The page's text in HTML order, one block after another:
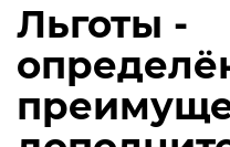
Льготы -